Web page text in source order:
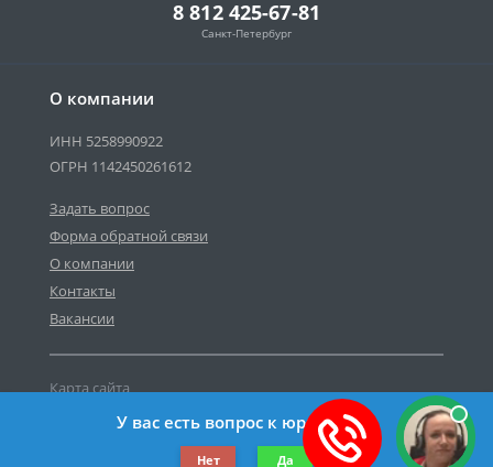
О компании
ИНН 5258990922
ОГРН 1142450261612
Задать вопрос
Форма обратной связи
О компании
Контакты
Вакансии
©2019-2026 Все права защищены.
Карта сайта
Политика персональных данных
8 812 425-67-81
Санкт-Петербург
У вас есть вопрос к юристу?
Нет Да